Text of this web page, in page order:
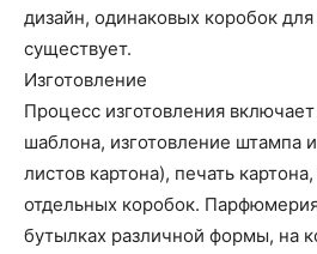
дизайн, одинаковых коробок
существует.
Изготовление
Процесс изготовления
шаблона, изготовление штампа
листов картона), печать
отдельных коробок.
бутылках различной формы, на